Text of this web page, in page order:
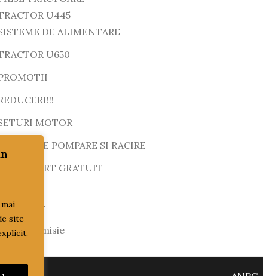
site
U445
DE ALIMENTARE
U650
MOTOR
SISTEM DE POMPARE SI RACIRE
TRANSPORT GRATUIT
motor
transmisie